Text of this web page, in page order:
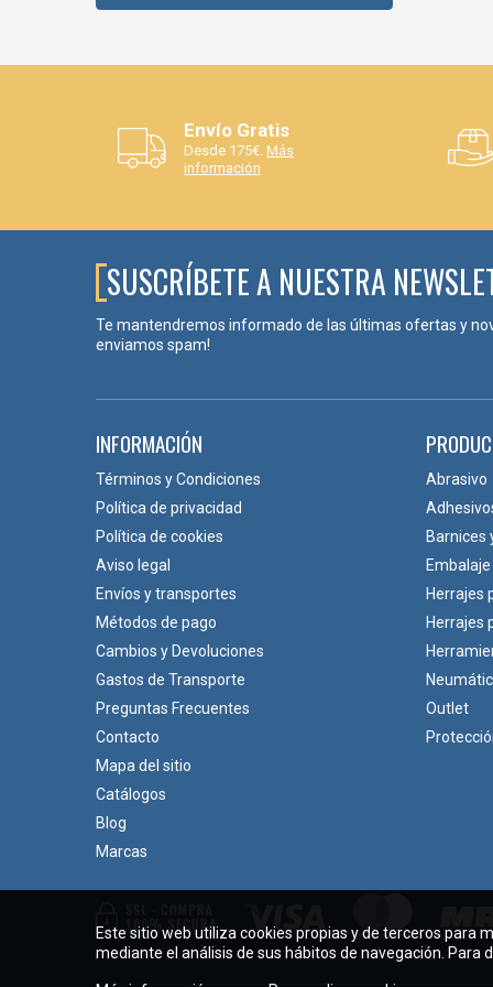
Envío Gratis
Desde 175€. Más
información
SUSCRÍBETE A NUESTRA
Te mantendremos informado de las últimas ofertas y
enviamos spam!
INFORMACIÓN
Términos y Condiciones
Política de privacidad
Política de cookies
Aviso legal
Envíos y transportes
Métodos de pago
Cambios y Devoluciones
Gastos de Transporte
Preguntas Frecuentes
Contacto
Mapa del sitio
Catálogos
Blog
Marcas
Abrasivo
Barnices
Embalaje
Herrajes
Herrajes
Outlet
Este sitio web utiliza cookies propias y de terceros para
mediante el análisis de sus hábitos de navegación. Para